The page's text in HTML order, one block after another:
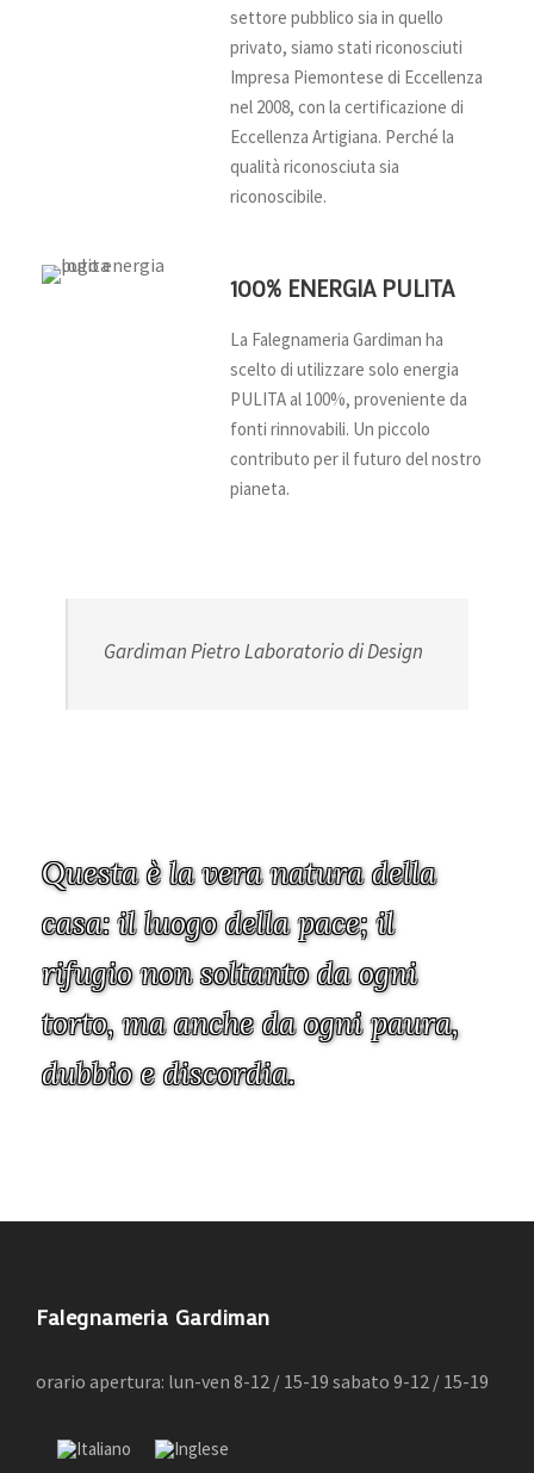
settore pubblico sia in quello
privato, siamo stati riconosciuti
Impresa Piemontese di Eccellenza
nel 2008, con la certificazione di
Eccellenza Artigiana. Perché la
qualità riconosciuta sia
riconoscibile.
100% ENERGIA PULITA
La Falegnameria Gardiman ha
scelto di utilizzare solo energia
PULITA al 100%, proveniente da
fonti rinnovabili. Un piccolo
contributo per il futuro del nostro
pianeta.
Gardiman Pietro Laboratorio di Design
Questa è la vera natura della
casa: il luogo della pace; il
rifugio non soltanto da ogni
torto, ma anche da ogni paura,
dubbio e discordia.
Falegnameria Gardiman
orario apertura: lun-ven 8-12 / 15-19 sabato 9-12 / 15-19